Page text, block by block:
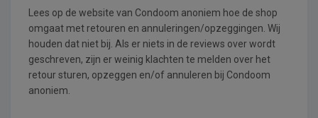
Lees op de website van Condoom anoniem hoe de shop
omgaat met retouren en annuleringen/opzeggingen. Wij
houden dat niet bij. Als er niets in de reviews over wordt
geschreven, zijn er weinig klachten te melden over het
retour sturen, opzeggen en/of annuleren bij Condoom
anoniem.